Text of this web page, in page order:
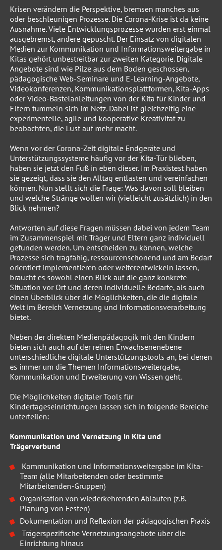
Krisen verändern die Perspektive, bremsen manches aus
oder beschleunigen Prozesse. Die Corona-Krise ist da keine
Ausnahme. Viele Entwicklungsprozesse wurden erst einmal
ausgebremst, andere gepuscht. Der Einsatz von digitalen
Medien zur Kommunikation und Informationsweitergabe in
Kitas gehört unbestreitbar zur zweiten Kategorie. Digitale
Angebote sind wie Pilze aus dem Boden geschossen,
pädagogische Web-Seminare und E-Learning-Angebote,
Videokonferenzen, Kommunikationsplattformen, Kita-Apps
oder Video-Bastelanleitungen von der Kita für Kinder und
Eltern tummeln sich im Netz. Dabei ist gleichzeitig eine
experimentelle, agile und kooperative Kreativität zu
beobachten, die Lust auf mehr macht.
Wenn vor der Corona-Zeit digitale Endgeräte und
Unterstützungssysteme häufig vor der Kita-Tür blieben,
haben sie jetzt den Fuß in eben dieser. Im Praxistest haben
sie gezeigt, dass sie den Alltag entlasten und vereinfachen
können. Nun stellt sich die Frage: Was davon soll bleiben
und welche Stränge wollen wir (vielleicht zusätzlich) in den
Blick nehmen?
Antworten auf diese Fragen müssen dabei von jedem Team
im Zusammenspiel mit Träger und Eltern ganz individuell
gefunden werden. Um entscheiden zu können, welche
Prozesse sich tragfähig, ressourcenschonend und am Bedarf
orientiert implementieren oder weiterentwickeln lassen,
braucht es sowohl einen Blick auf die ganz konkrete
Situation vor Ort und deren individuelle Bedarfe, als auch
einen Überblick über die Möglichkeiten, die die digitale
Welt im Bereich Vernetzung und Informationsverarbeitung
bietet.
Neben der direkten Medienpädagogik mit den Kindern
bieten sich auch auf der reinen Erwachsenenebene
unterschiedliche digitale Unterstützungstools an, bei denen
es immer um die Themen Informationsweitergabe,
Kommunikation und Erweiterung von Wissen geht.
Die Möglichkeiten digitaler Tools für
Kindertageseinrichtungen lassen sich in folgende Bereiche
unterteilen:
Kommunikation und Vernetzung in Kita und
Trägerverbund
Kommunikation und Informationsweitergabe im Kita-
Team (alle Mitarbeitenden oder bestimmte
Mitarbeitenden-Gruppen)
Organisation von wiederkehrenden Abläufen (z.B.
Planung von Festen)
Dokumentation und Reflexion der pädagogischen Praxis
Trägerspezifische Vernetzungsangebote über die
Einrichtung hinaus